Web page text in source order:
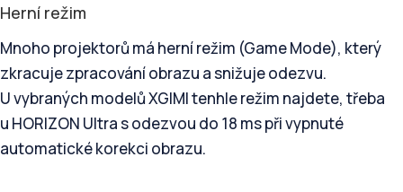
Herní režim
Mnoho projektorů má herní režim (Game Mode), který
zkracuje zpracování obrazu a snižuje odezvu.
U vybraných modelů XGIMI tenhle režim najdete, třeba
u HORIZON Ultra s odezvou do 18 ms při vypnuté
automatické korekci obrazu.